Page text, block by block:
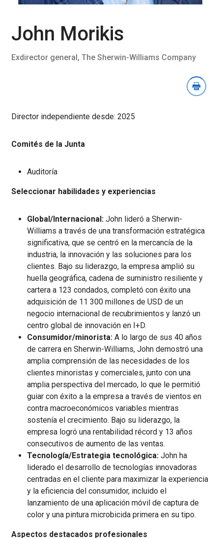
John Morikis
Exdirector general, The Sherwin-Williams Company
Director independiente desde: 2025
Comités de la Junta
Auditoría
Seleccionar habilidades y experiencias
Global/Internacional: John lideró a Sherwin-
Williams a través de una transformación estratégica
significativa, que se centró en la mercancía de la
industria, la innovación y las soluciones para los
clientes. Bajo su liderazgo, la empresa amplió su
huella geográfica, cadena de suministro resiliente y
cartera a 123 condados, completó con éxito una
adquisición de 11 300 millones de USD de un
negocio internacional de recubrimientos y lanzó un
centro global de innovación en I+D.
Consumidor/minorista: A lo largo de sus 40 años
de carrera en Sherwin-Williams, John demostró una
amplia comprensión de las necesidades de los
clientes minoristas y comerciales, junto con una
amplia perspectiva del mercado, lo que le permitió
guiar con éxito a la empresa a través de vientos en
contra macroeconómicos variables mientras
sostenía el crecimiento. Bajo su liderazgo, la
empresa logró una rentabilidad récord y 13 años
consecutivos de aumento de las ventas.
Tecnología/Estrategia tecnológica: John ha
liderado el desarrollo de tecnologías innovadoras
centradas en el cliente para maximizar la experiencia
y la eficiencia del consumidor, incluido el
lanzamiento de una aplicación móvil de captura de
color y una pintura microbicida primera en su tipo.
Aspectos destacados profesionales
la
Descargar